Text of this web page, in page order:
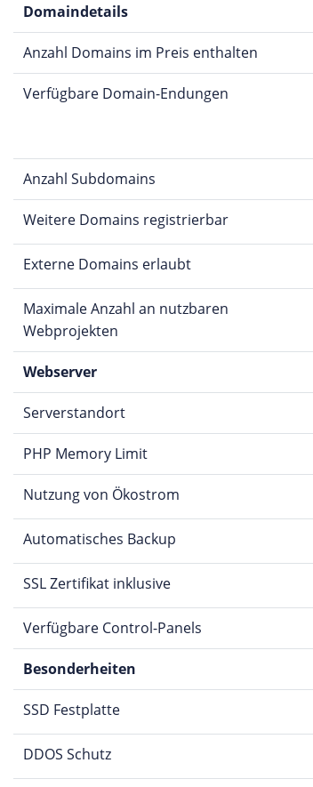
Domaindetails
Anzahl Domains im Preis enthalten
Verfügbare Domain-Endungen
Anzahl Subdomains
Weitere Domains registrierbar
Externe Domains erlaubt
Maximale Anzahl an nutzbaren
Webprojekten
Webserver
Serverstandort
PHP Memory Limit
Nutzung von Ökostrom
Automatisches Backup
SSL Zertifikat inklusive
Verfügbare Control-Panels
Besonderheiten
SSD Festplatte
DDOS Schutz